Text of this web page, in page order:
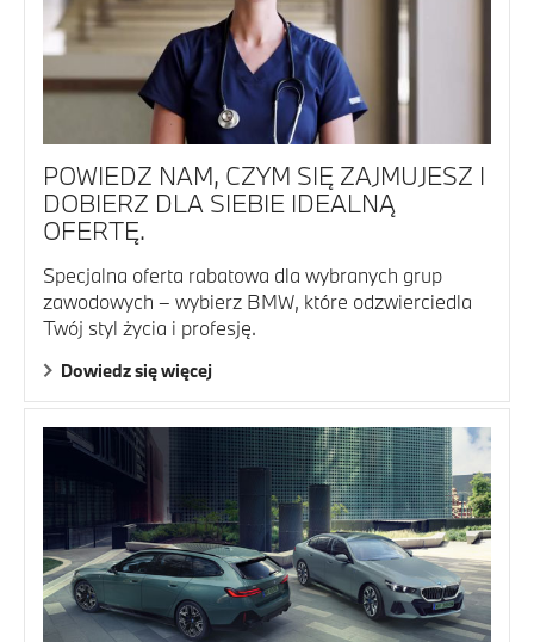
POWIEDZ NAM, CZYM SIĘ ZAJMUJESZ I
DOBIERZ DLA SIEBIE IDEALNĄ
OFERTĘ.
Specjalna oferta rabatowa dla wybranych grup
zawodowych – wybierz BMW, które odzwierciedla
Twój styl życia i profesję.
Dowiedz się więcej